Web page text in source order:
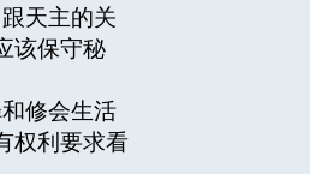
天主的关
该保守秘
修会生活
权利要求看